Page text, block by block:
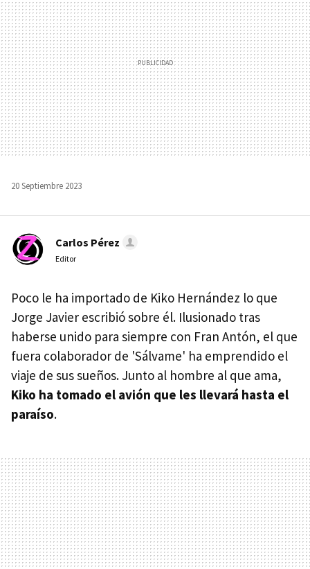
20 Septiembre 2023
Carlos Pérez
Editor
Poco le ha importado de Kiko Hernández lo que
Jorge Javier escribió sobre él. Ilusionado tras
haberse unido para siempre con Fran Antón, el que
fuera colaborador de 'Sálvame' ha emprendido el
viaje de sus sueños. Junto al hombre al que ama,
Kiko ha tomado el avión que les llevará hasta el
paraíso.